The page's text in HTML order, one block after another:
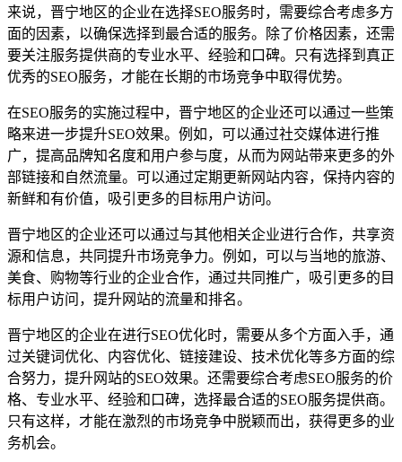
来说，晋宁地区的企业在选择SEO服务时，需要综合考虑多方
面的因素，以确保选择到最合适的服务。除了价格因素，还需
要关注服务提供商的专业水平、经验和口碑。只有选择到真正
优秀的SEO服务，才能在长期的市场竞争中取得优势。
在SEO服务的实施过程中，晋宁地区的企业还可以通过一些策
略来进一步提升SEO效果。例如，可以通过社交媒体进行推
广，提高品牌知名度和用户参与度，从而为网站带来更多的外
部链接和自然流量。可以通过定期更新网站内容，保持内容的
新鲜和有价值，吸引更多的目标用户访问。
晋宁地区的企业还可以通过与其他相关企业进行合作，共享资
源和信息，共同提升市场竞争力。例如，可以与当地的旅游、
美食、购物等行业的企业合作，通过共同推广，吸引更多的目
标用户访问，提升网站的流量和排名。
晋宁地区的企业在进行SEO优化时，需要从多个方面入手，通
过关键词优化、内容优化、链接建设、技术优化等多方面的综
合努力，提升网站的SEO效果。还需要综合考虑SEO服务的价
格、专业水平、经验和口碑，选择最合适的SEO服务提供商。
只有这样，才能在激烈的市场竞争中脱颖而出，获得更多的业
务机会。